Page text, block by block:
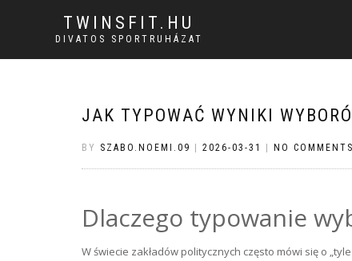
TWINSFIT.HU
DIVATOS SPORTRUHÁZAT
JAK TYPOWAĆ WYNIKI
BY SZABO.NOEMI.09 2026-03-31 NO COMMENTS
Dlaczego typowanie
W świecie zakładów politycznych często mówi się o